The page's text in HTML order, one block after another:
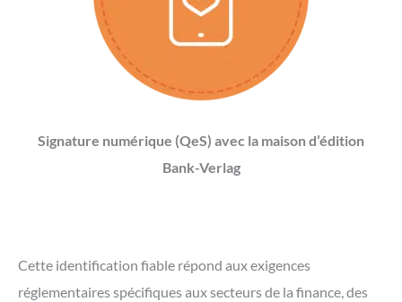
Signature numérique (QeS) avec la maison d’édition
Bank-Verlag
Cette identification fiable répond aux exigences
réglementaires spécifiques aux secteurs de la finance, des